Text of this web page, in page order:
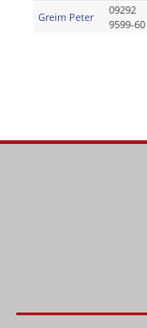
Greim Peter
09292
9599-60